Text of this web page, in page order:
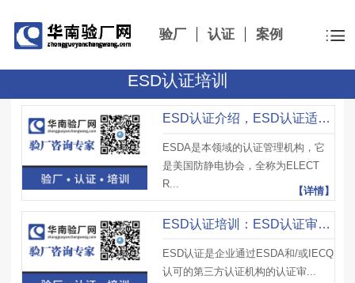
验厂 认证 案例
ESD认证培训
ESD认证介绍，ESD认证适用范围及ESD认证优势
ESDA是本领域的认证管理机构，它
是美国防静电协会，全称为ELECT
R...
【详情】
ESD认证培训：ESD认证审核流程、审核要求及注意事项
ESD认证是企业通过ESDA和/或IECQ
认可的第三方认证机构的认证审...